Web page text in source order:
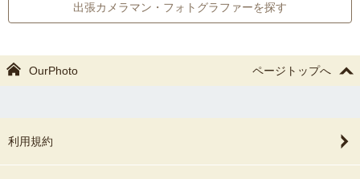
出張カメラマン・フォトグラファーを探す
OurPhoto ページトップへ
利用規約